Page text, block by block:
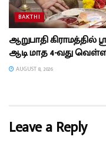
BAKTHI
ஆறுபாதி
ஆடி மாத 4-வது
AUGUST 8, 2026
Leave a Reply